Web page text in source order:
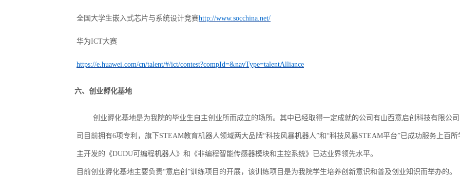
全国大学生嵌入式芯片与系统设计竞赛http://www.socchina.net/
华为ICT大赛
https://e.huawei.com/cn/talent/#/ict/contest?compId=&navType=talentAlliance
六、创业孵化基地
创业孵化基地是为我院的毕业生自主创业所而成立的场所。其中已经取得一定成就的公司有山西意启创科技有限公
司目前拥有6项专利，旗下STEAM教育机器人领域两大品牌“科技风暴机器人”和“科技风暴STEAM平台”已成功服务上百所
主开发的《DUDU可编程机器人》和《非编程智能传感器模块和主控系统》已达业界领先水平。
目前创业孵化基地主要负责“意启创”训练项目的开展，该训练项目是为我院学生培养创新意识和普及创业知识而举办的。